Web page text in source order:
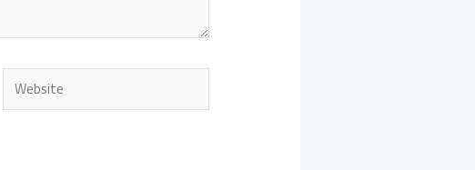
Website